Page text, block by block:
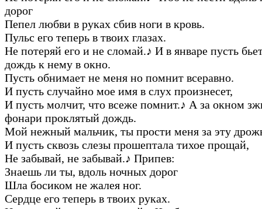
дорог
Пепел любви в руках сбив ноги в кровь.
Пульс его теперь в твоих глазах.
Не потеряй его и не сломай.♪ И в январе пусть
дождь к нему в окно.
Пусть обнимает не меня но помнит всеравно.
И пусть случайно мое имя в слух произнесет,
И пусть молчит, что всеже помнит.♪ А за окном
фонари проклятый дождь.
Мой нежный мальчик, ты прости меня за эту
И пусть сквозь слезы прошептала тихое прощай,
Не забывай, не забывай.♪ Припев:
Знаешь ли ты, вдоль ночных дорог
Шла босиком не жалея ног.
Сердце его теперь в твоих руках.